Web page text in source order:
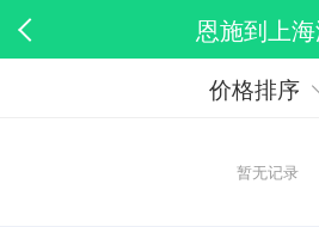
恩施到上
价格排序
暂无记录